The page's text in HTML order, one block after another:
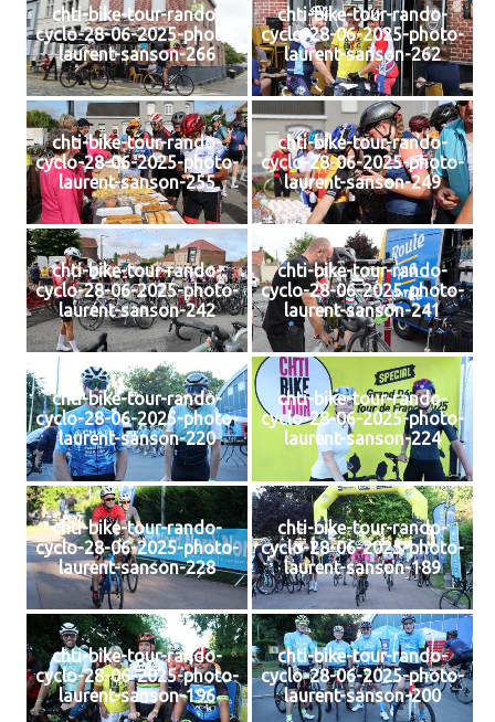
chti-bike-tour-rando-
cyclo-28-06-2025-photo-
laurent-sanson-266
chti-bike-tour-rando-
cyclo-28-06-2025-photo-
laurent-sanson-262
chti-bike-tour-rando-
cyclo-28-06-2025-photo-
laurent-sanson-255
chti-bike-tour-rando-
cyclo-28-06-2025-photo-
laurent-sanson-249
chti-bike-tour-rando-
cyclo-28-06-2025-photo-
laurent-sanson-242
chti-bike-tour-rando-
cyclo-28-06-2025-photo-
laurent-sanson-241
chti-bike-tour-rando-
cyclo-28-06-2025-photo-
laurent-sanson-220
chti-bike-tour-rando-
cyclo-28-06-2025-photo-
laurent-sanson-224
chti-bike-tour-rando-
cyclo-28-06-2025-photo-
laurent-sanson-228
chti-bike-tour-rando-
cyclo-28-06-2025-photo-
laurent-sanson-189
chti-bike-tour-rando-
cyclo-28-06-2025-photo-
laurent-sanson-196
chti-bike-tour-rando-
cyclo-28-06-2025-photo-
laurent-sanson-200